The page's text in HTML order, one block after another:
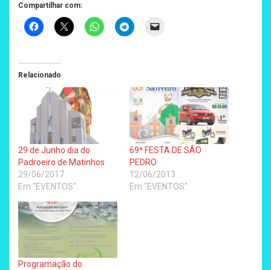
Compartilhar com:
Relacionado
29 de Junho dia do
Padroeiro de Matinhos
29/06/2017
Em "EVENTOS"
69ª FESTA DE SÃO
PEDRO
12/06/2013
Em "EVENTOS"
Programação do